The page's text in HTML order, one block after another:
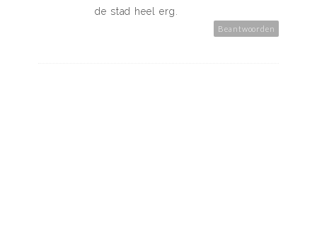
de stad heel erg.
Beantwoorden